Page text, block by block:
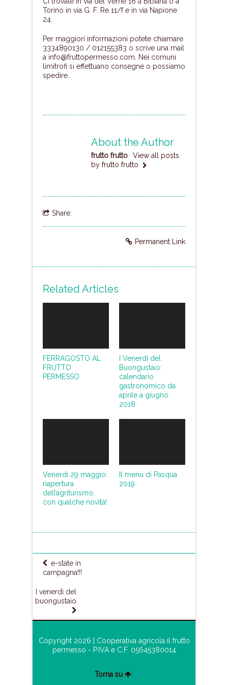
Torino in via G. F. Re 11/f e in via Napione
24.
Per maggiori informazioni potete chiamare
3334890130 / 012155383 o scrive una mail
a info@fruttopermesso.com. Nei comuni
limitrofi si effettuano consegne o possiamo
spedire.
About the Author
frutto frutto
View all posts
by frutto frutto
Share:
Permanent Link
Related Articles
FERRAGOSTO AL
FRUTTO
PERMESSO
I Venerdì del
Buongustaio:
calendario
gastronomico da
aprile a giugno
2018
Venerdì 29 maggio:
riapertura
dell’agriturismo,
con qualche novità!
Il menù di Pasqua
2019
e-state in
campagna!!!
I venerdì del
buongustaio
Copyright 2026 | Cooperativa agricola il frutto
permesso - P.IVA e C.F. 05645380014
Torna su